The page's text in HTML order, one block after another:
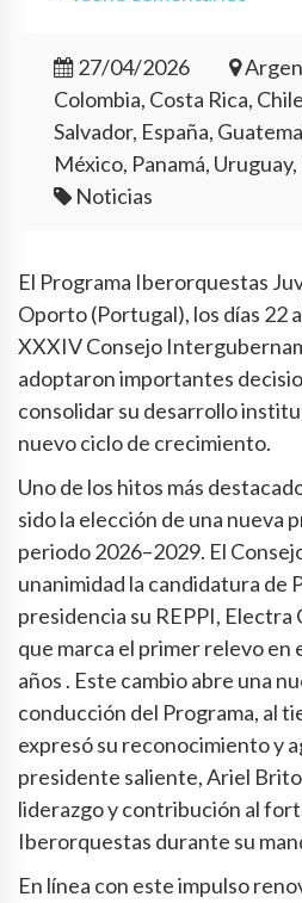
27/04/2026
Colombia, Costa Rica,
Salvador, España,
México, Panamá,
Noticias
El Programa Iberorquestas
Oporto (Portugal), los días 22
XXXIV Consejo
adoptaron importantes
consolidar su desarrollo
nuevo ciclo de crecimiento.
Uno de los hitos más
sido la elección de una nueva
periodo 2026–2029. El
unanimidad la candidatura de
presidencia su REPPI, Electra
que marca el primer relevo en
años . Este cambio abre una
conducción del Programa, al
expresó su reconocimiento y
presidente saliente, Ariel
liderazgo y contribución al
Iberorquestas durante su
En línea con este impulso